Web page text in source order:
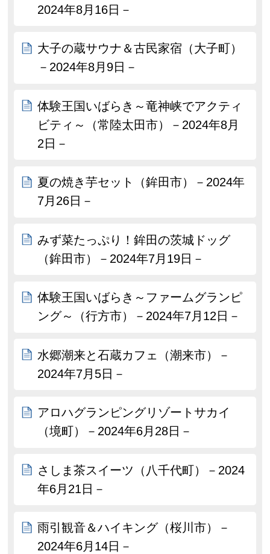
2024年8月16日－
大子の蔵サウナ＆古民家宿（大子町）
－2024年8月9日－
体験王国いばらき～竜神峡でアクティ
ビティ～（常陸太田市）－2024年8月
2日－
夏の焼き芋セット（鉾田市）－2024年
7月26日－
みず菜たっぷり！鉾田の茨城ドッグ
（鉾田市）－2024年7月19日－
体験王国いばらき～ファームグランピ
ング～（行方市）－2024年7月12日－
水郷潮来と石蔵カフェ（潮来市）－
2024年7月5日－
アロハグランピングリゾートサカイ
（境町）－2024年6月28日－
さしま茶スイーツ（八千代町）－2024
年6月21日－
雨引観音＆ハイキング（桜川市）－
2024年6月14日－